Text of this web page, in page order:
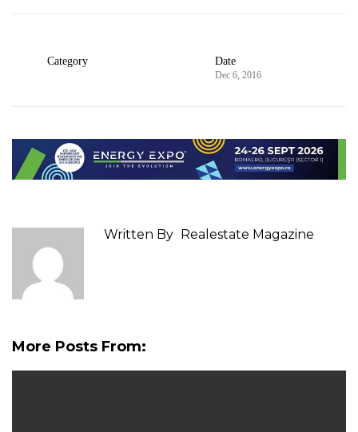
Category Date
Dec 6, 2016
Written By Realestate Magazine
More Posts From: